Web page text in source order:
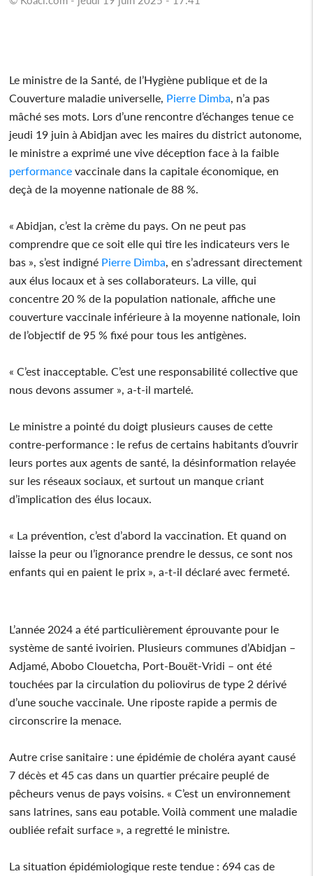
Le ministre de la Santé, de l’Hygiène publique et de la
Couverture maladie universelle, Pierre Dimba , n’a pas
mâché ses mots. Lors d’une rencontre d’échanges tenue ce
jeudi 19 juin à Abidjan avec les maires du district autonome,
le ministre a exprimé une vive déception face à la faible
performance vaccinale dans la capitale économique, en
deçà de la moyenne nationale de 88 %.
« Abidjan, c’est la crème du pays. On ne peut pas
comprendre que ce soit elle qui tire les indicateurs vers le
bas », s’est indigné Pierre Dimba , en s’adressant directement
aux élus locaux et à ses collaborateurs. La ville, qui
concentre 20 % de la population nationale, affiche une
couverture vaccinale inférieure à la moyenne nationale, loin
de l’objectif de 95 % fixé pour tous les antigènes.
« C’est inacceptable. C’est une responsabilité collective que
nous devons assumer », a-t-il martelé.
Le ministre a pointé du doigt plusieurs causes de cette
contre-performance : le refus de certains habitants d’ouvrir
leurs portes aux agents de santé, la désinformation relayée
sur les réseaux sociaux, et surtout un manque criant
d’implication des élus locaux.
« La prévention, c’est d’abord la vaccination. Et quand on
laisse la peur ou l’ignorance prendre le dessus, ce sont nos
enfants qui en paient le prix », a-t-il déclaré avec fermeté.
L’année 2024 a été particulièrement éprouvante pour le
système de santé ivoirien. Plusieurs communes d’Abidjan –
Adjamé, Abobo Clouetcha, Port-Bouët-Vridi – ont été
touchées par la circulation du poliovirus de type 2 dérivé
d’une souche vaccinale. Une riposte rapide a permis de
circonscrire la menace.
Autre crise sanitaire : une épidémie de choléra ayant causé
7 décès et 45 cas dans un quartier précaire peuplé de
pêcheurs venus de pays voisins. « C’est un environnement
sans latrines, sans eau potable. Voilà comment une maladie
oubliée refait surface », a regretté le ministre.
La situation épidémiologique reste tendue : 694 cas de